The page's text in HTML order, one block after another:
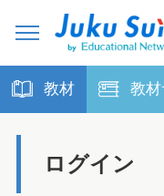
教材 教材
ログイン